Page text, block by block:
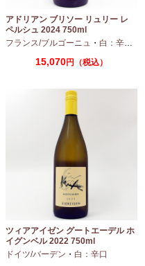
アドリアン ブリソー リュリー レ
ペルシュ 2024 750ml
フランス/ブルゴーニュ ・ 白：辛口
15,070円（税込）
ツィアアイゼン グートエーデル ホ
イグンベル 2022 750ml
ドイツ/バーデン ・ 白：辛口